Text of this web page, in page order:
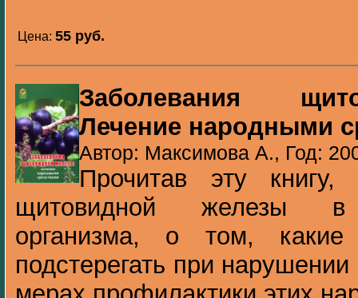
Цена: 55 pуб.
Заболевания
Лечение народными
Автор: Максимова А., Год:
Прочитав эту
щитовидной железы в
организма, о том,
подстерегать при